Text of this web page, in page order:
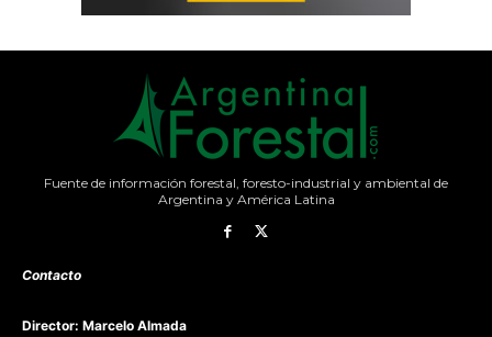
Fuente de información forestal, foresto-industrial y ambiental de
Argentina y América Latina
Contacto
Director: Marcelo Almada